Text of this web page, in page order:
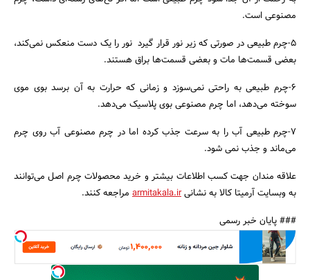
مصنوعی است.
۵-چرم طبیعی در صورتی که زیر نور قرار گیرد نور را یک دست منعکس نمی‌کند،
بعضی قسمت‌ها مات و بعضی قسمت‌ها براق هستند.
۶-چرم طبیعی به راحتی نمی‌سوزد و زمانی که حرارت به آن برسد بوی موی
سوخته می‌دهد، اما چرم مصنوعی بوی پلاسیک می‌دهد.
۷-چرم طبیعی آب را به سرعت جذب کرده اما در چرم مصنوعی آب روی چرم
می‌ماند و جذب نمی‌ شود.
علاقه مندان جهت کسب اطلاعات بیشتر و خرید محصولات چرم اصل می‌توانند
به وبسایت آرمیتا کالا به نشانیarmitakala.ir مراجعه کنند.
### پایان خبر رسمی